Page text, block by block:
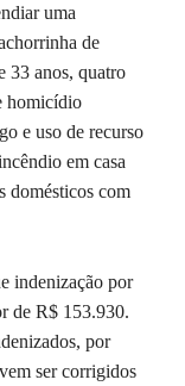
uma
de
33 anos, quatro
homicídio
e uso de recurso
em casa
domésticos com
indenização por
de R$ 153.930.
por
ser corrigidos